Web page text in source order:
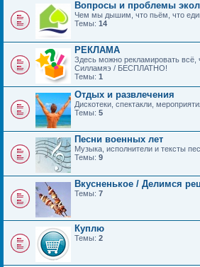
Вопросы и проблемы
Чем мы дышим, что пьём, что
Темы: 14
РЕКЛАМА
Здесь можно рекламировать всё,
Силламяэ / БЕСПЛАТНО!
Темы: 1
Отдых и развлечения
Дискотеки, спектакли,
Темы: 5
Песни военных лет
Музыка, исполнители и тексты
Темы: 9
Вкусненькое / Делимся
Темы: 7
Куплю
Темы: 2